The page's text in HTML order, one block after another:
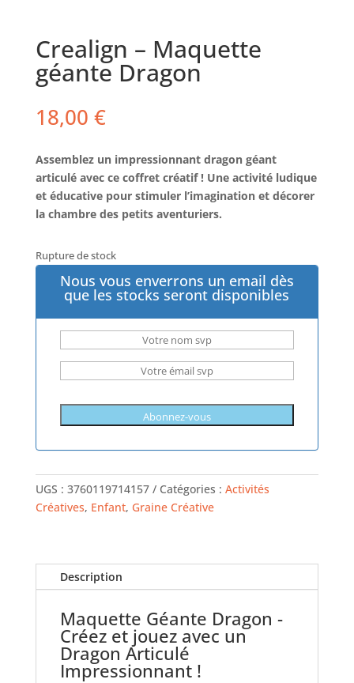
Crealign – Maquette
géante Dragon
18,00 €
Assemblez un impressionnant dragon géant
articulé avec ce coffret créatif ! Une activité ludique
et éducative pour stimuler l’imagination et décorer
la chambre des petits aventuriers.
Rupture de stock
Nous vous enverrons un email dès
que les stocks seront disponibles
UGS : 3760119714157 Catégories : Activités
Créatives, Enfant, Graine Créative
Description
Maquette Géante Dragon -
Créez et jouez avec un
Dragon Articulé
Impressionnant !